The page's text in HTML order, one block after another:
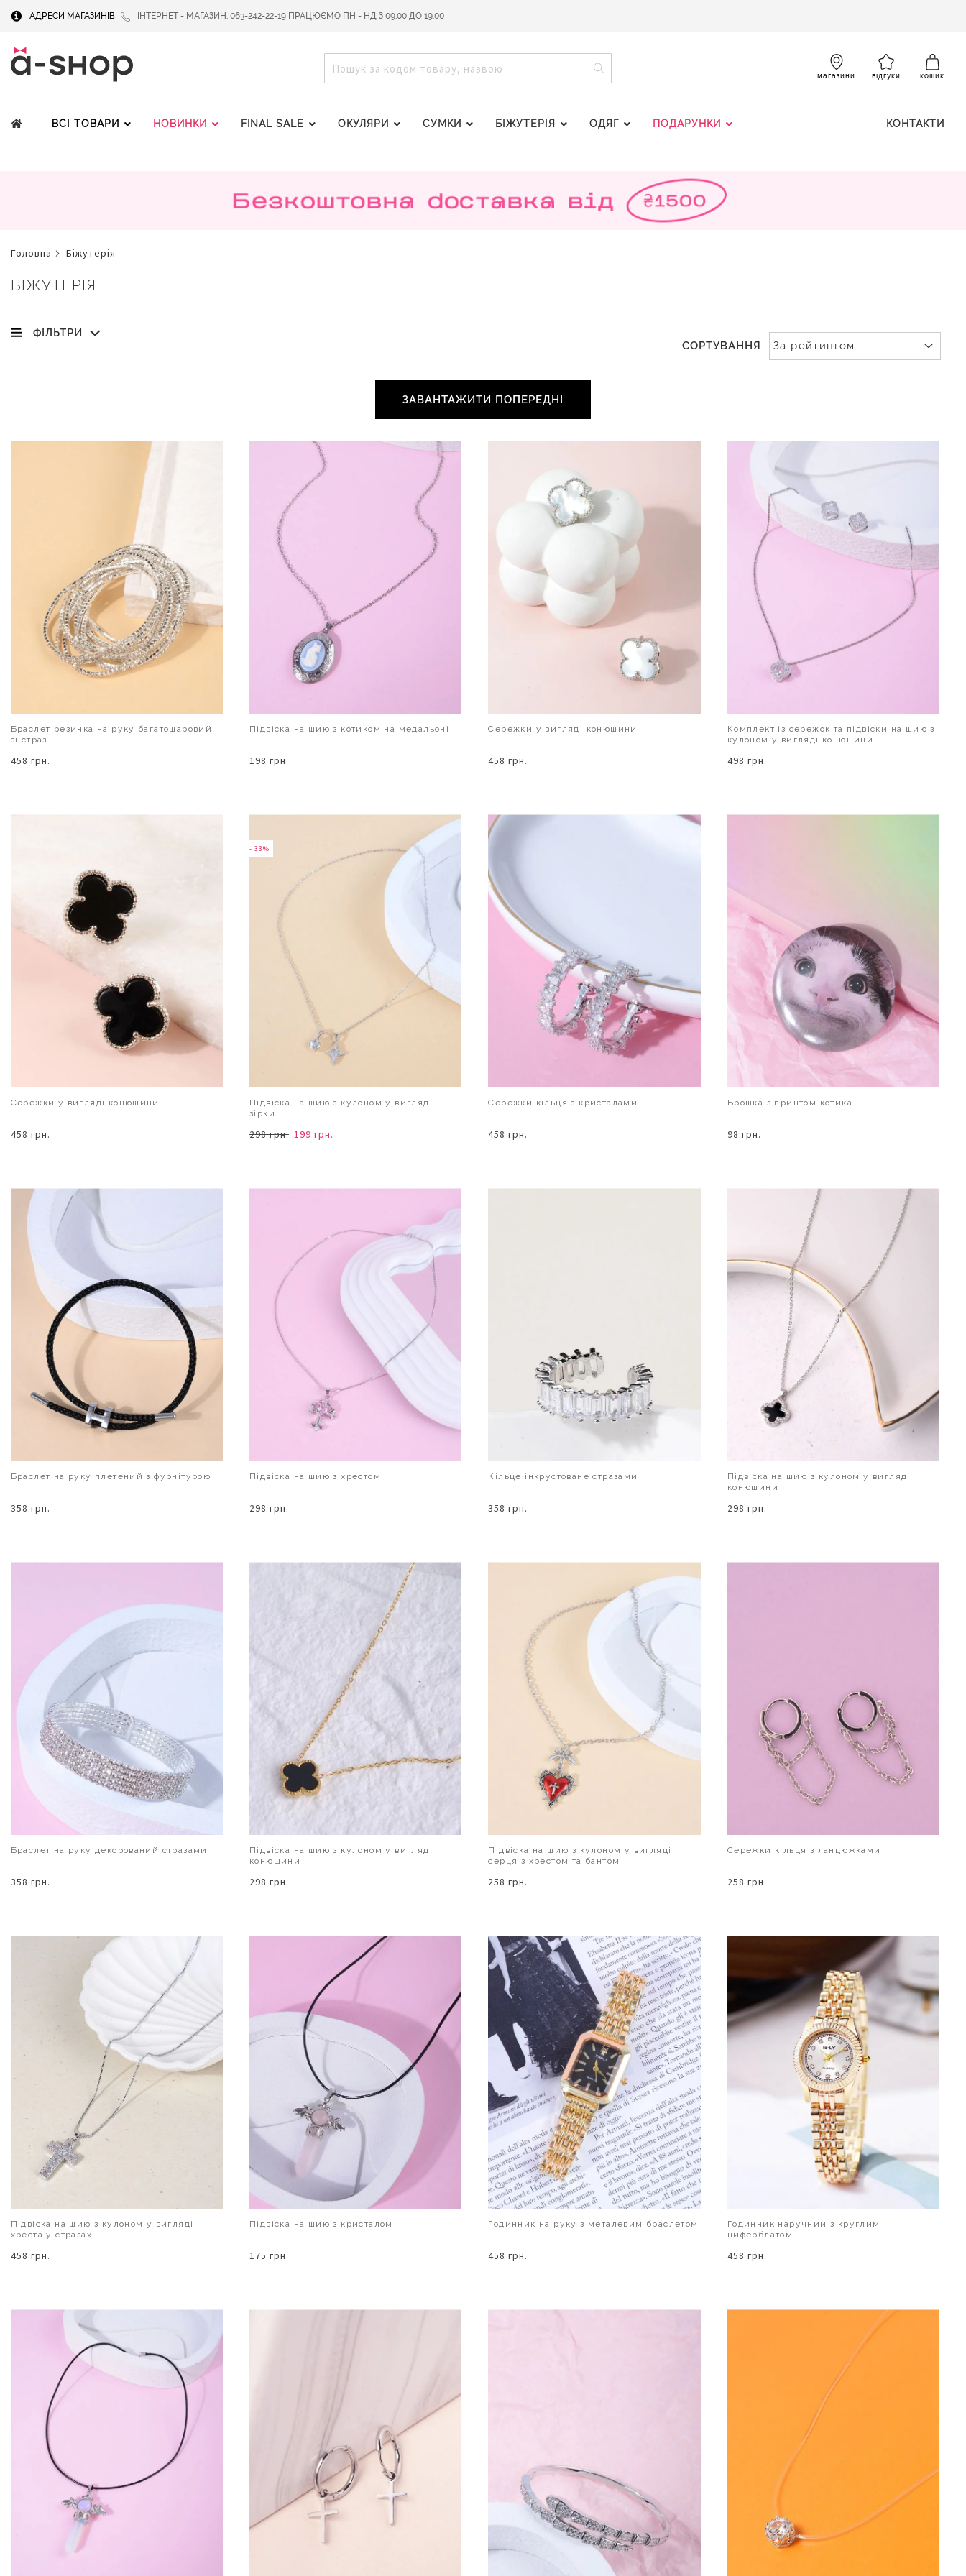
АДРЕСИ МАГАЗИНІВ ІНТЕРНЕТ - МАГАЗИН: 063-242-22-19 ПРАЦЮЄМО ПН - НД З 09:00 ДО 19:00
ПОШУК
магазини відгуки кошик
ВСІ ТОВАРИ НОВИНКИ FINAL SALE ОКУЛЯРИ СУМКИ БІЖУТЕРІЯ ОДЯГ ПОДАРУНКИ КОНТАКТИ
головна біжутерія
БІЖУТЕРІЯ
СОРТУВАННЯ
ЗАВАНТАЖИТИ ПОПЕРЕДНІ
Браслет резинка на руку багатошаровий
зі страз
458 грн.
Підвіска на шию з котиком на медальоні
198 грн.
Сережки у вигляді конюшини
458 грн.
Комплект із сережок та підвіски на шию з
кулоном у вигляді конюшини
498 грн.
Сережки у вигляді конюшини
458 грн.
- 33%
Підвіска на шию з кулоном у вигляді
зірки
298 грн. 199 грн.
Сережки кільця з кристалами
458 грн.
Брошка з принтом котика
98 грн.
Браслет на руку плетений з фурнітурою
358 грн.
Підвіска на шию з хрестом
298 грн.
Кільце інкрустоване стразами
358 грн.
Підвіска на шию з кулоном у вигляді
конюшини
298 грн.
Браслет на руку декорований стразами
358 грн.
Підвіска на шию з кулоном у вигляді
конюшини
298 грн.
Підвіска на шию з кулоном у вигляді
серця з хрестом та бантом
258 грн.
Сережки кільця з ланцюжками
258 грн.
Підвіска на шию з кулоном у вигляді
хреста у стразах
458 грн.
Підвіска на шию з кристалом
175 грн.
Годинник на руку з металевим браслетом
458 грн.
Годинник наручний з круглим
циферблатом
458 грн.
ФІЛЬТРИ